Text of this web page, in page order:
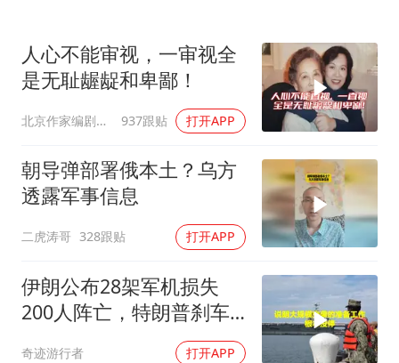
儿子陪躺平老爹体验外卖员火了
几元成本 千万市值蒸发
“不怕六爷挂得多 就怕六爷挂一颗”
多个明星演唱会取消
人民的健康、体质、幸福一脉相承
人心不能审视，一审视全
是无耻龌龊和卑鄙！
北京作家编剧肥猪满圈 937跟贴 打开APP
朝导弹部署俄本土？乌方
透露军事信息
二虎涛哥 328跟贴 打开APP
伊朗公布28架军机损失
200人阵亡，特朗普刹车
奇迹游行者 打开APP